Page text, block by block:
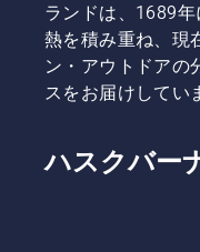
ランドは、1689
熱を積み重ね、現
ン・アウトドアの
スをお届けしてい
ハスクバー